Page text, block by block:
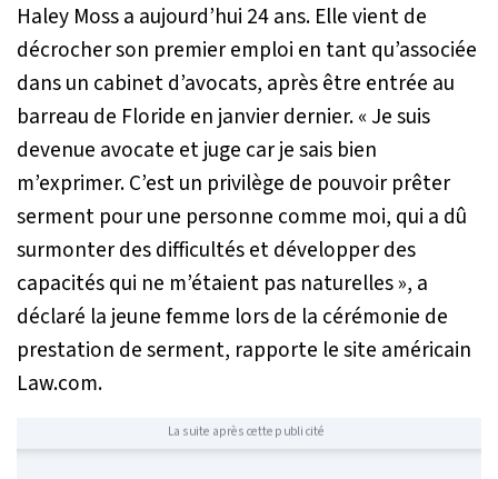
Haley Moss a aujourd’hui 24 ans. Elle vient de
décrocher son premier emploi en tant qu’associée
dans un cabinet d’avocats, après être entrée au
barreau de Floride en janvier dernier.« Je suis
devenue avocate et juge car je sais bien
m’exprimer. C’est un privilège de pouvoir prêter
serment pour une personne comme moi, qui a dû
surmonter des difficultés et développer des
capacités qui ne m’étaient pas naturelles », a
déclaré la jeune femme lors de la cérémonie de
prestation de serment, rapporte le site américain
Law.com.
La suite après cette publicité